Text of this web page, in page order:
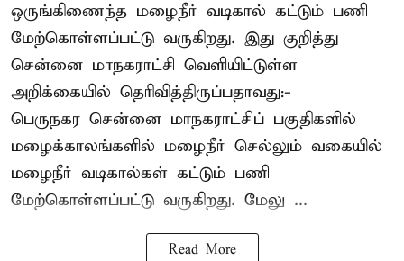
ஒருங்கிணைந்த மழைநீர் வடிகால் கட்டும் பணி
மேற்கொள்ளப்பட்டு வருகிறது. இது குறித்து
சென்னை மாநகராட்சி வெளியிட்டுள்ள
அறிக்கையில் தெரிவித்திருப்பதாவது:-
பெருநகர சென்னை மாநகராட்சிப் பகுதிகளில்
மழைக்காலங்களில் மழைநீர் செல்லும் வகையில்
மழைநீர் வடிகால்கள் கட்டும் பணி
மேற்கொள்ளப்பட்டு வருகிறது. மேலு ...
Read More